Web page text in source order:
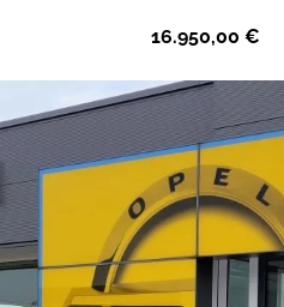
16.950,00 €